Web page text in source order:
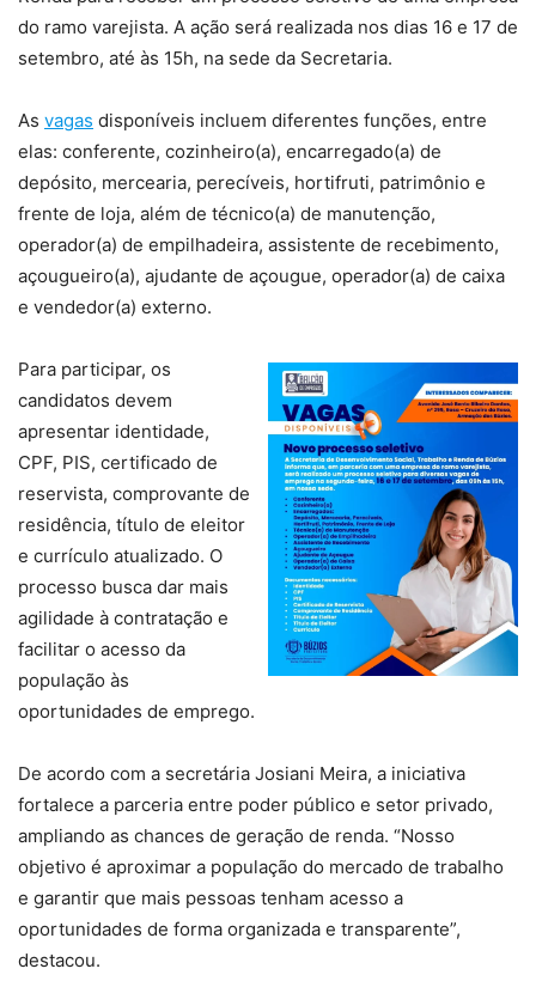
do ramo varejista. A ação será realizada nos dias 16 e 17 de
setembro, até às 15h, na sede da Secretaria.
As vagas disponíveis incluem diferentes funções, entre
elas: conferente, cozinheiro(a), encarregado(a) de
depósito, mercearia, perecíveis, hortifruti, patrimônio e
frente de loja, além de técnico(a) de manutenção,
operador(a) de empilhadeira, assistente de recebimento,
açougueiro(a), ajudante de açougue, operador(a) de caixa
e vendedor(a) externo.
Para participar, os
candidatos devem
apresentar identidade,
CPF, PIS, certificado de
reservista, comprovante de
residência, título de eleitor
e currículo atualizado. O
processo busca dar mais
agilidade à contratação e
facilitar o acesso da
população às
oportunidades de emprego.
De acordo com a secretária Josiani Meira, a iniciativa
fortalece a parceria entre poder público e setor privado,
ampliando as chances de geração de renda. “Nosso
objetivo é aproximar a população do mercado de trabalho
e garantir que mais pessoas tenham acesso a
oportunidades de forma organizada e transparente”,
destacou.